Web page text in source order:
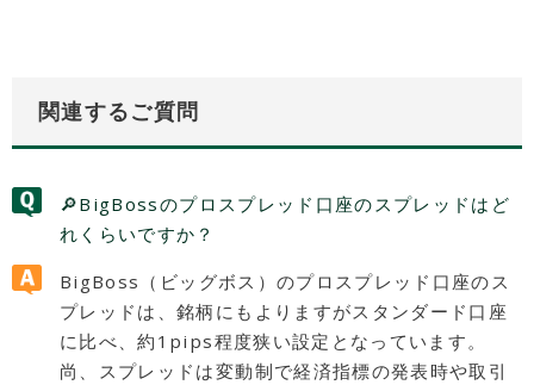
関連するご質問
🔎BigBossのプロスプレッド口座のスプレッドはど
れくらいですか？
BigBoss（ビッグボス）のプロスプレッド口座のス
プレッドは、銘柄にもよりますがスタンダード口座
に比べ、約1pips程度狭い設定となっています。
尚、スプレッドは変動制で経済指標の発表時や取引